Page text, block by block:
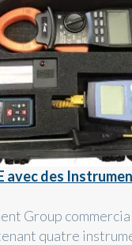
avec des
Group
quatre